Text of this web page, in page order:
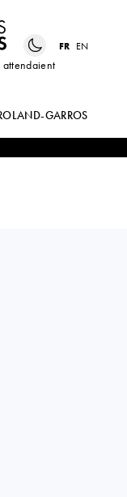
attendaient
FR EN
GARROS